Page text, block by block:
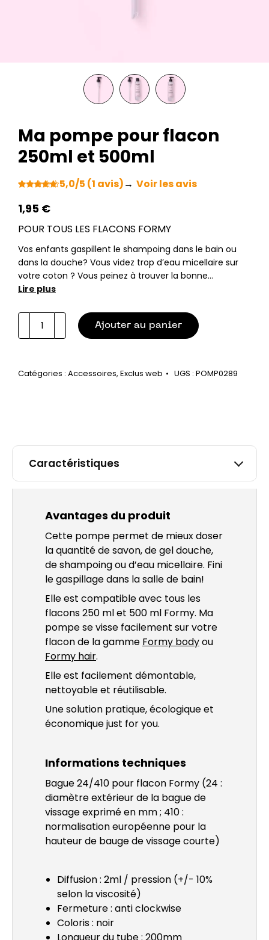
Ma pompe pour flacon
250ml et 500ml
1,95 €
sur 5 basé
sur
client
5,0/5 (1 avis)→ Voir les avis
POUR TOUS LES FLACONS FORMY
Vos enfants gaspillent le shampoing dans le bain ou
dans la douche? Vous videz trop d’eau micellaire sur
votre coton ? Vous peinez à trouver la bonne…
Lire plus
quantité
de
pour
Ajouter au panier
Catégories : Accessoires, Exclus web UGS : POMP0289
Caractéristiques
Avantages du produit
Cette pompe permet de mieux doser
la quantité de savon, de gel douche,
de shampoing ou d’eau micellaire. Fini
le gaspillage dans la salle de bain!
Elle est compatible avec tous les
flacons 250 ml et 500 ml Formy. Ma
pompe se visse facilement sur votre
flacon de la gamme Formy bodyou
Formy hair.
Elle est facilement démontable,
nettoyable et réutilisable.
Une solution pratique, écologique et
économique just for you.
Informations techniques
Bague 24/410 pour flacon Formy (24 :
diamètre extérieur de la bague de
vissage exprimé en mm ; 410 :
normalisation européenne pour la
hauteur de bauge de vissage courte)
Diffusion : 2ml / pression (+/- 10%
selon la viscosité)
Fermeture : anti clockwise
Coloris : noir
Longueur du tube : 200mm